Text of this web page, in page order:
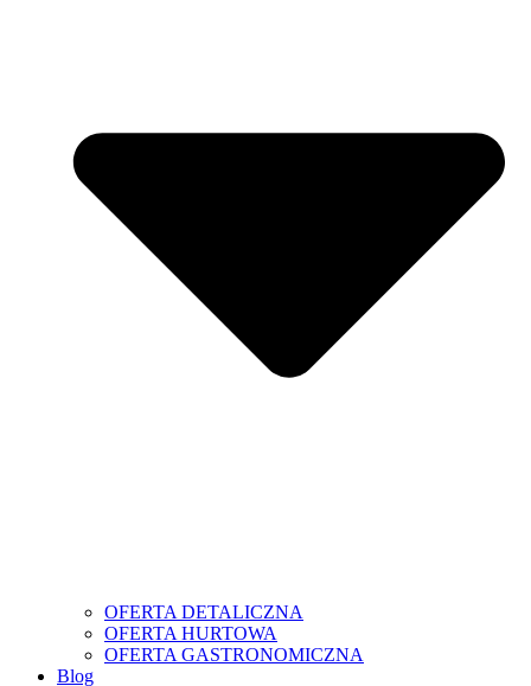
OFERTA DETALICZNA
OFERTA HURTOWA
OFERTA GASTRONOMICZNA
Blog